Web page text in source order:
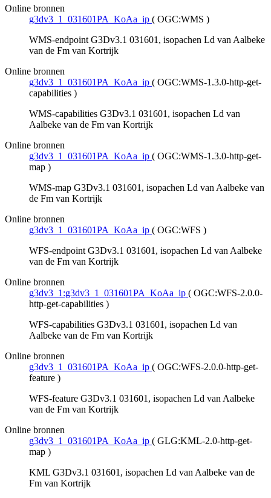
Online bronnen
g3dv3_1_031601PA_KoAa_ip ( OGC:WMS )
WMS-endpoint G3Dv3.1 031601, isopachen Ld van Aalbeke
van de Fm van Kortrijk
Online bronnen
g3dv3_1_031601PA_KoAa_ip ( OGC:WMS-1.3.0-http-get-
capabilities )
WMS-capabilities G3Dv3.1 031601, isopachen Ld van
Aalbeke van de Fm van Kortrijk
Online bronnen
g3dv3_1_031601PA_KoAa_ip ( OGC:WMS-1.3.0-http-get-
map )
WMS-map G3Dv3.1 031601, isopachen Ld van Aalbeke van
de Fm van Kortrijk
Online bronnen
g3dv3_1_031601PA_KoAa_ip ( OGC:WFS )
WFS-endpoint G3Dv3.1 031601, isopachen Ld van Aalbeke
van de Fm van Kortrijk
Online bronnen
g3dv3_1:g3dv3_1_031601PA_KoAa_ip ( OGC:WFS-2.0.0-
http-get-capabilities )
WFS-capabilities G3Dv3.1 031601, isopachen Ld van
Aalbeke van de Fm van Kortrijk
Online bronnen
g3dv3_1_031601PA_KoAa_ip ( OGC:WFS-2.0.0-http-get-
feature )
WFS-feature G3Dv3.1 031601, isopachen Ld van Aalbeke
van de Fm van Kortrijk
Online bronnen
g3dv3_1_031601PA_KoAa_ip ( GLG:KML-2.0-http-get-
map )
KML G3Dv3.1 031601, isopachen Ld van Aalbeke van de
Fm van Kortrijk